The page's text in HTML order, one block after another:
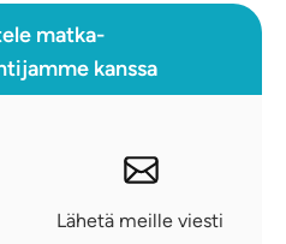
matka-
kanssa
Lähetä meille viesti